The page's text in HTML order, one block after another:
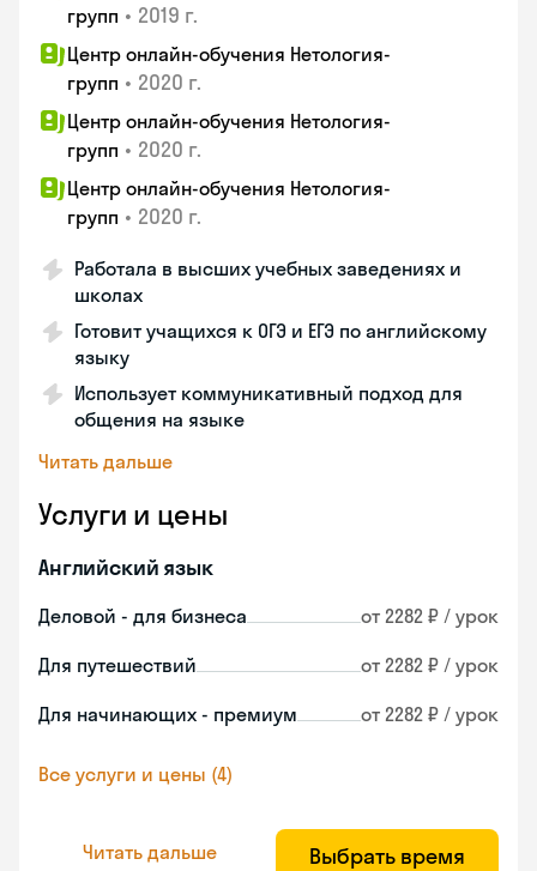
групп • 2019 г.
Центр онлайн-обучения Нетология-
групп • 2020 г.
Центр онлайн-обучения Нетология-
групп • 2020 г.
Центр онлайн-обучения Нетология-
групп • 2020 г.
Работала в высших учебных заведениях и
школах
Готовит учащихся к ОГЭ и ЕГЭ по английскому
языку
Использует коммуникативный подход для
общения на языке
Читать дальше
Услуги и цены
Английский язык
Деловой - для бизнеса от 2282 ₽ / урок
Для путешествий от 2282 ₽ / урок
Для начинающих - премиум от 2282 ₽ / урок
Все услуги и цены (4)
Читать дальше Выбрать время